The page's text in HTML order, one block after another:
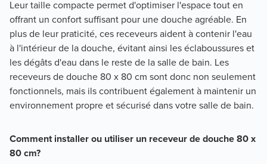
Leur taille compacte permet d'optimiser l'espace tout en
offrant un confort suffisant pour une douche agréable. En
plus de leur praticité, ces receveurs aident à contenir l'eau
à l'intérieur de la douche, évitant ainsi les éclaboussures et
les dégâts d'eau dans le reste de la salle de bain. Les
receveurs de douche 80 x 80 cm sont donc non seulement
fonctionnels, mais ils contribuent également à maintenir un
environnement propre et sécurisé dans votre salle de bain.
Comment installer ou utiliser un receveur de douche 80 x
80 cm?